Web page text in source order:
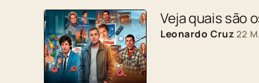
Veja quais são
Leonardo Cruz 22